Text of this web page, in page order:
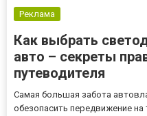
Реклама
Как выбрать
авто – секреты
путеводителя
Самая большая забота
обезопасить передвижение